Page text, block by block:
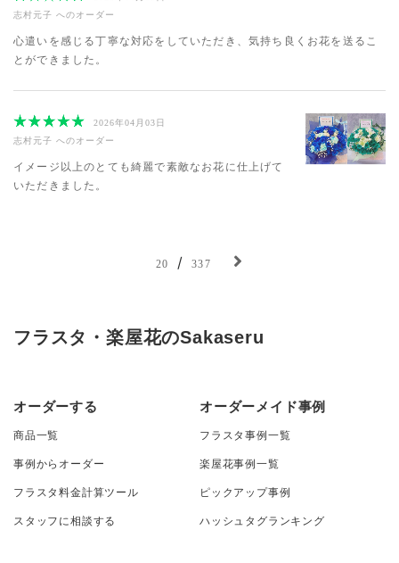
志村元子 へのオーダー
心遣いを感じる丁寧な対応をしていただき、気持ち良くお花を送るこ
とができました。
2026年04月03日
志村元子 へのオーダー
イメージ以上のとても綺麗で素敵なお花に仕上げて
いただきました。
20 / 337
フラスタ・楽屋花のSakaseru
オーダーする
商品一覧
事例からオーダー
フラスタ料金計算ツール
スタッフに相談する
オーダーメイド事例
フラスタ事例一覧
楽屋花事例一覧
ピックアップ事例
ハッシュタグランキング